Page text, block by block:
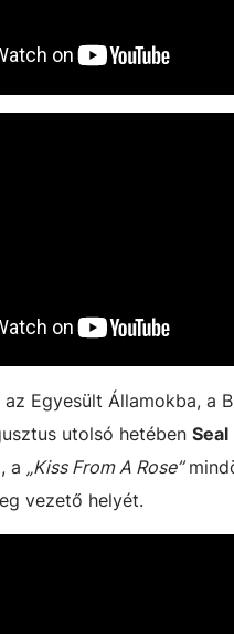
Egyesült Államokba, a
utolsó hetében Seal
a „Kiss From A Rose”
vezető helyét.